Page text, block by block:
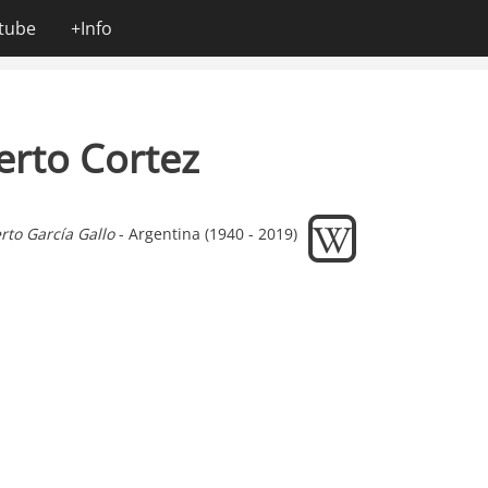
+Info
Cortez
García Gallo- Argentina (1940 - 2019)